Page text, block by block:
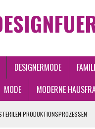
DESIGNERMODE
MODE MODERNE
PRODUKTIONSPROZESSEN